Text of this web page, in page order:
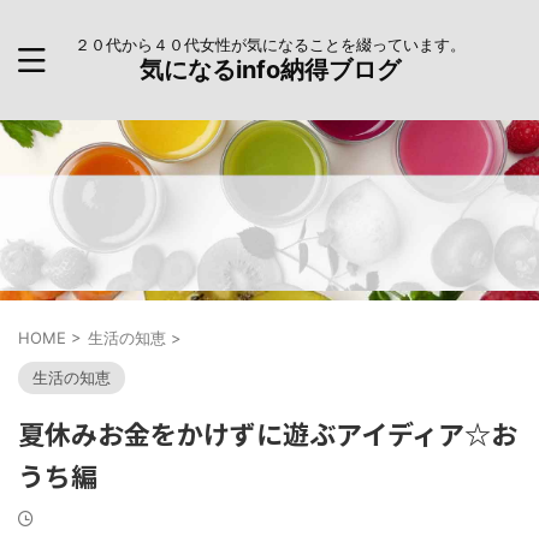
２０代から４０代女性が気になることを綴っています。
気になるinfo納得ブログ
HOME > 生活の知恵 >
生活の知恵
夏休みお金をかけずに遊ぶアイディア☆お
うち編